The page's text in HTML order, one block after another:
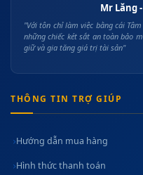
Mr Lăng
"Với tôn chỉ làm việc bằng cái
những chiếc két sắt an toàn bảo
giữ và gia tăng giá trị tài sản"
THÔNG TIN TRỢ GIÚP
Hướng dẫn mua hàng
Hình thức thanh toán